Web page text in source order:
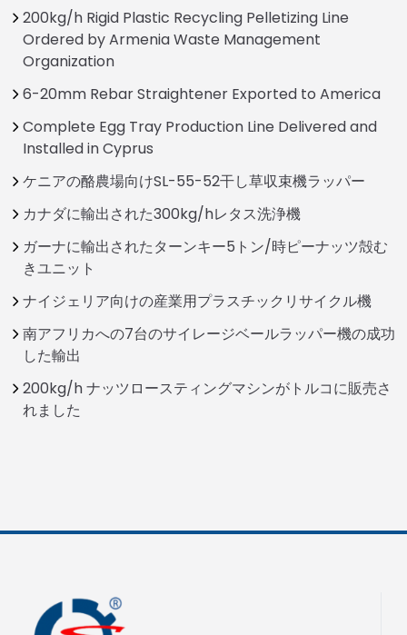
200kg/h Rigid Plastic Recycling Pelletizing Line
Ordered by Armenia Waste Management
Organization
6-20mm Rebar Straightener Exported to America
Complete Egg Tray Production Line Delivered and
Installed in Cyprus
ケニアの酪農場向けSL-55-52干し草収束機ラッパー
カナダに輸出された300kg/hレタス洗浄機
ガーナに輸出されたターンキー5トン/時ピーナッツ殻む
きユニット
ナイジェリア向けの産業用プラスチックリサイクル機
南アフリカへの7台のサイレージベールラッパー機の成功
した輸出
200kg/h ナッツロースティングマシンがトルコに販売さ
れました